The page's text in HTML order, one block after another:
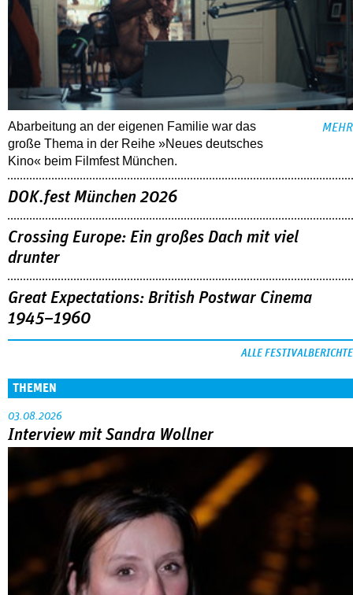
Abarbeitung an der eigenen Familie war das
große Thema in der Reihe »Neues deutsches
Kino« beim Filmfest München.
MEHR
DOK.fest München 2026
Crossing Europe: Ein großes Dach mit viel
drunter
Great Expectations: British Postwar Cinema
1945–1960
ALLE FESTIVALBERICHTE
THEMEN
03.08.2026
Interview mit Sandra Wollner